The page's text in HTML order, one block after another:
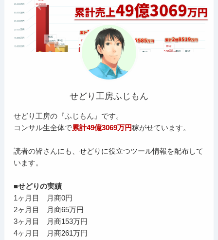
せどり工房ふじもん
せどり工房の『ふじもん』です。
コンサル生全体で累計49億3069万円稼がせています。
読者の皆さんにも、せどりに役立つツール情報を配布して
います。
■せどりの実績
1ヶ月目 月商0円
2ヶ月目 月商65万円
3ヶ月目 月商153万円
4ヶ月目 月商261万円